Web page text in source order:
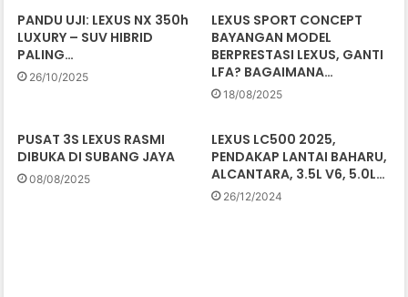
PANDU UJI: LEXUS NX 350h
LUXURY – SUV HIBRID
PALING…
26/10/2025
LEXUS SPORT CONCEPT
BAYANGAN MODEL
BERPRESTASI LEXUS, GANTI
LFA? BAGAIMANA…
18/08/2025
PUSAT 3S LEXUS RASMI
DIBUKA DI SUBANG JAYA
08/08/2025
LEXUS LC500 2025,
PENDAKAP LANTAI BAHARU,
ALCANTARA, 3.5L V6, 5.0L…
26/12/2024